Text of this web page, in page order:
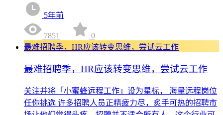
5年前
7851
0
最难招聘季，HR应该转变思维，尝试云工作
最难招聘季，HR应该转变思维，尝试云工作
关注并将「小蜜蜂远程工作」设为星标， 海量远程岗位
任你挑选 许多招聘人员正精疲力尽，炙手可热的招聘市